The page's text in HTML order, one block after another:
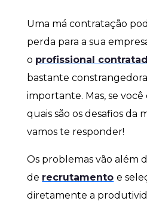
Uma má contratação
perda para a sua
o profissional
bastante
importante. Mas, se
quais são os desafios da
vamos te responder!
Os problemas vão além
de recrutamento e
diretamente a